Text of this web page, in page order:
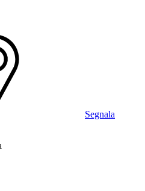
Segnala